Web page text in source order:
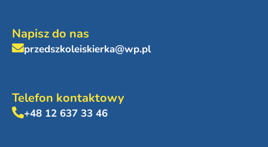
Napisz do nas
przedszkoleiskierka@wp.pl
Telefon kontaktowy
+48 12 637 33 46